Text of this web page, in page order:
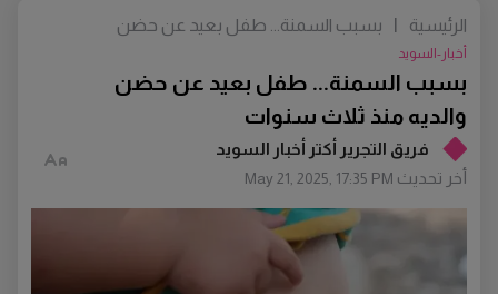
فريق التجرير أكتر أخبار السويد
أخر تحديث May 21, 2025, 17:35 PM
بسبب السمنة... طفل بعيد عن حضن
والديه منذ ثلاث سنوات
أخبار-السويد
الرئيسية
بسبب السمنة... طفل بعيد عن حضن